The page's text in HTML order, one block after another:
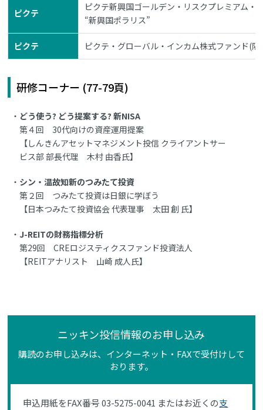
ピクテ
ピクテ新興国ゴールデン・リスクプレミアム・
“新興国ポラリス”
ピクテ ピクテ・グローバル・インカム株式ファンド(
研修コーナー (77-79頁)
どう使う? どう提案する? 新NISA
第４回 30代向けの資産運用提案
【しんきんアセットマネジメント投信 クライアントサー
ビス部 部長代理 木村 由香氏】
シン・温故知新のつみたて投資
第２回 つみたて投資は日銀に学ぼう
【日本つみたて投資協会 代表理事 太田 創 氏】
J-REITの財務指標分析
第29回 CREロジスティクスファンド投資法人
【REITアナリスト 山崎 成人氏】
ニッキン投信情報のお申し込み
購読のお申し込みは、インターネット・FAXで受付けして
おります。
申込用紙をFAX番号 03-5275-0041 またはお近くの支